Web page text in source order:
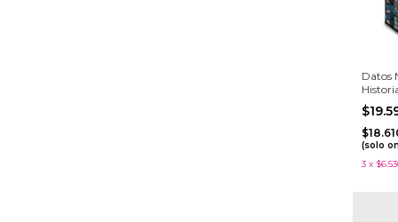
Datos
(solo
3 x